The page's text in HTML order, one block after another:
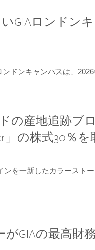
GIAロンドン
ドンキャンパスは、
の産地追跡ブ
」の株式30％を
ンを一新したカラースト
GIAの最高財